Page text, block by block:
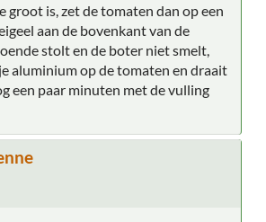
groot is, zet de tomaten dan op een
aan de bovenkant van de
stolt en de boter niet smelt,
aluminium op de tomaten en draait
een paar minuten met de vulling